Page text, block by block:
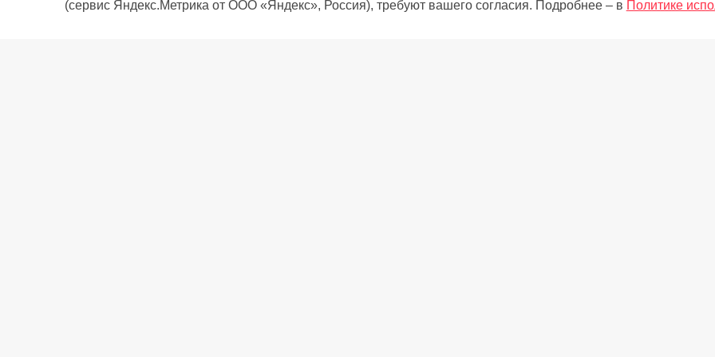
(сервис Яндекс.Метрика от ООО «Яндекс», Россия), требуют вашего согласия. Подробнее – в Политике